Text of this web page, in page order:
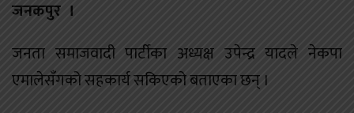
जनकपुर ।
जनता समाजवादी पार्टीका अध्यक्ष उपेन्द्र यादले नेकपा
एमालेसँगको सहकार्य सकिएको बताएका छन् ।